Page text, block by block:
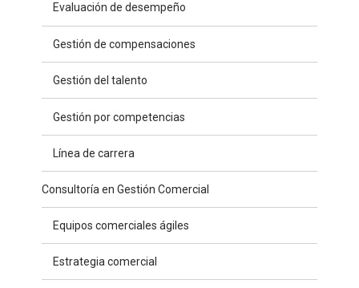
Evaluación de desempeño
Gestión de compensaciones
Gestión del talento
Gestión por competencias
Línea de carrera
Consultoría en Gestión Comercial
Equipos comerciales ágiles
Estrategia comercial